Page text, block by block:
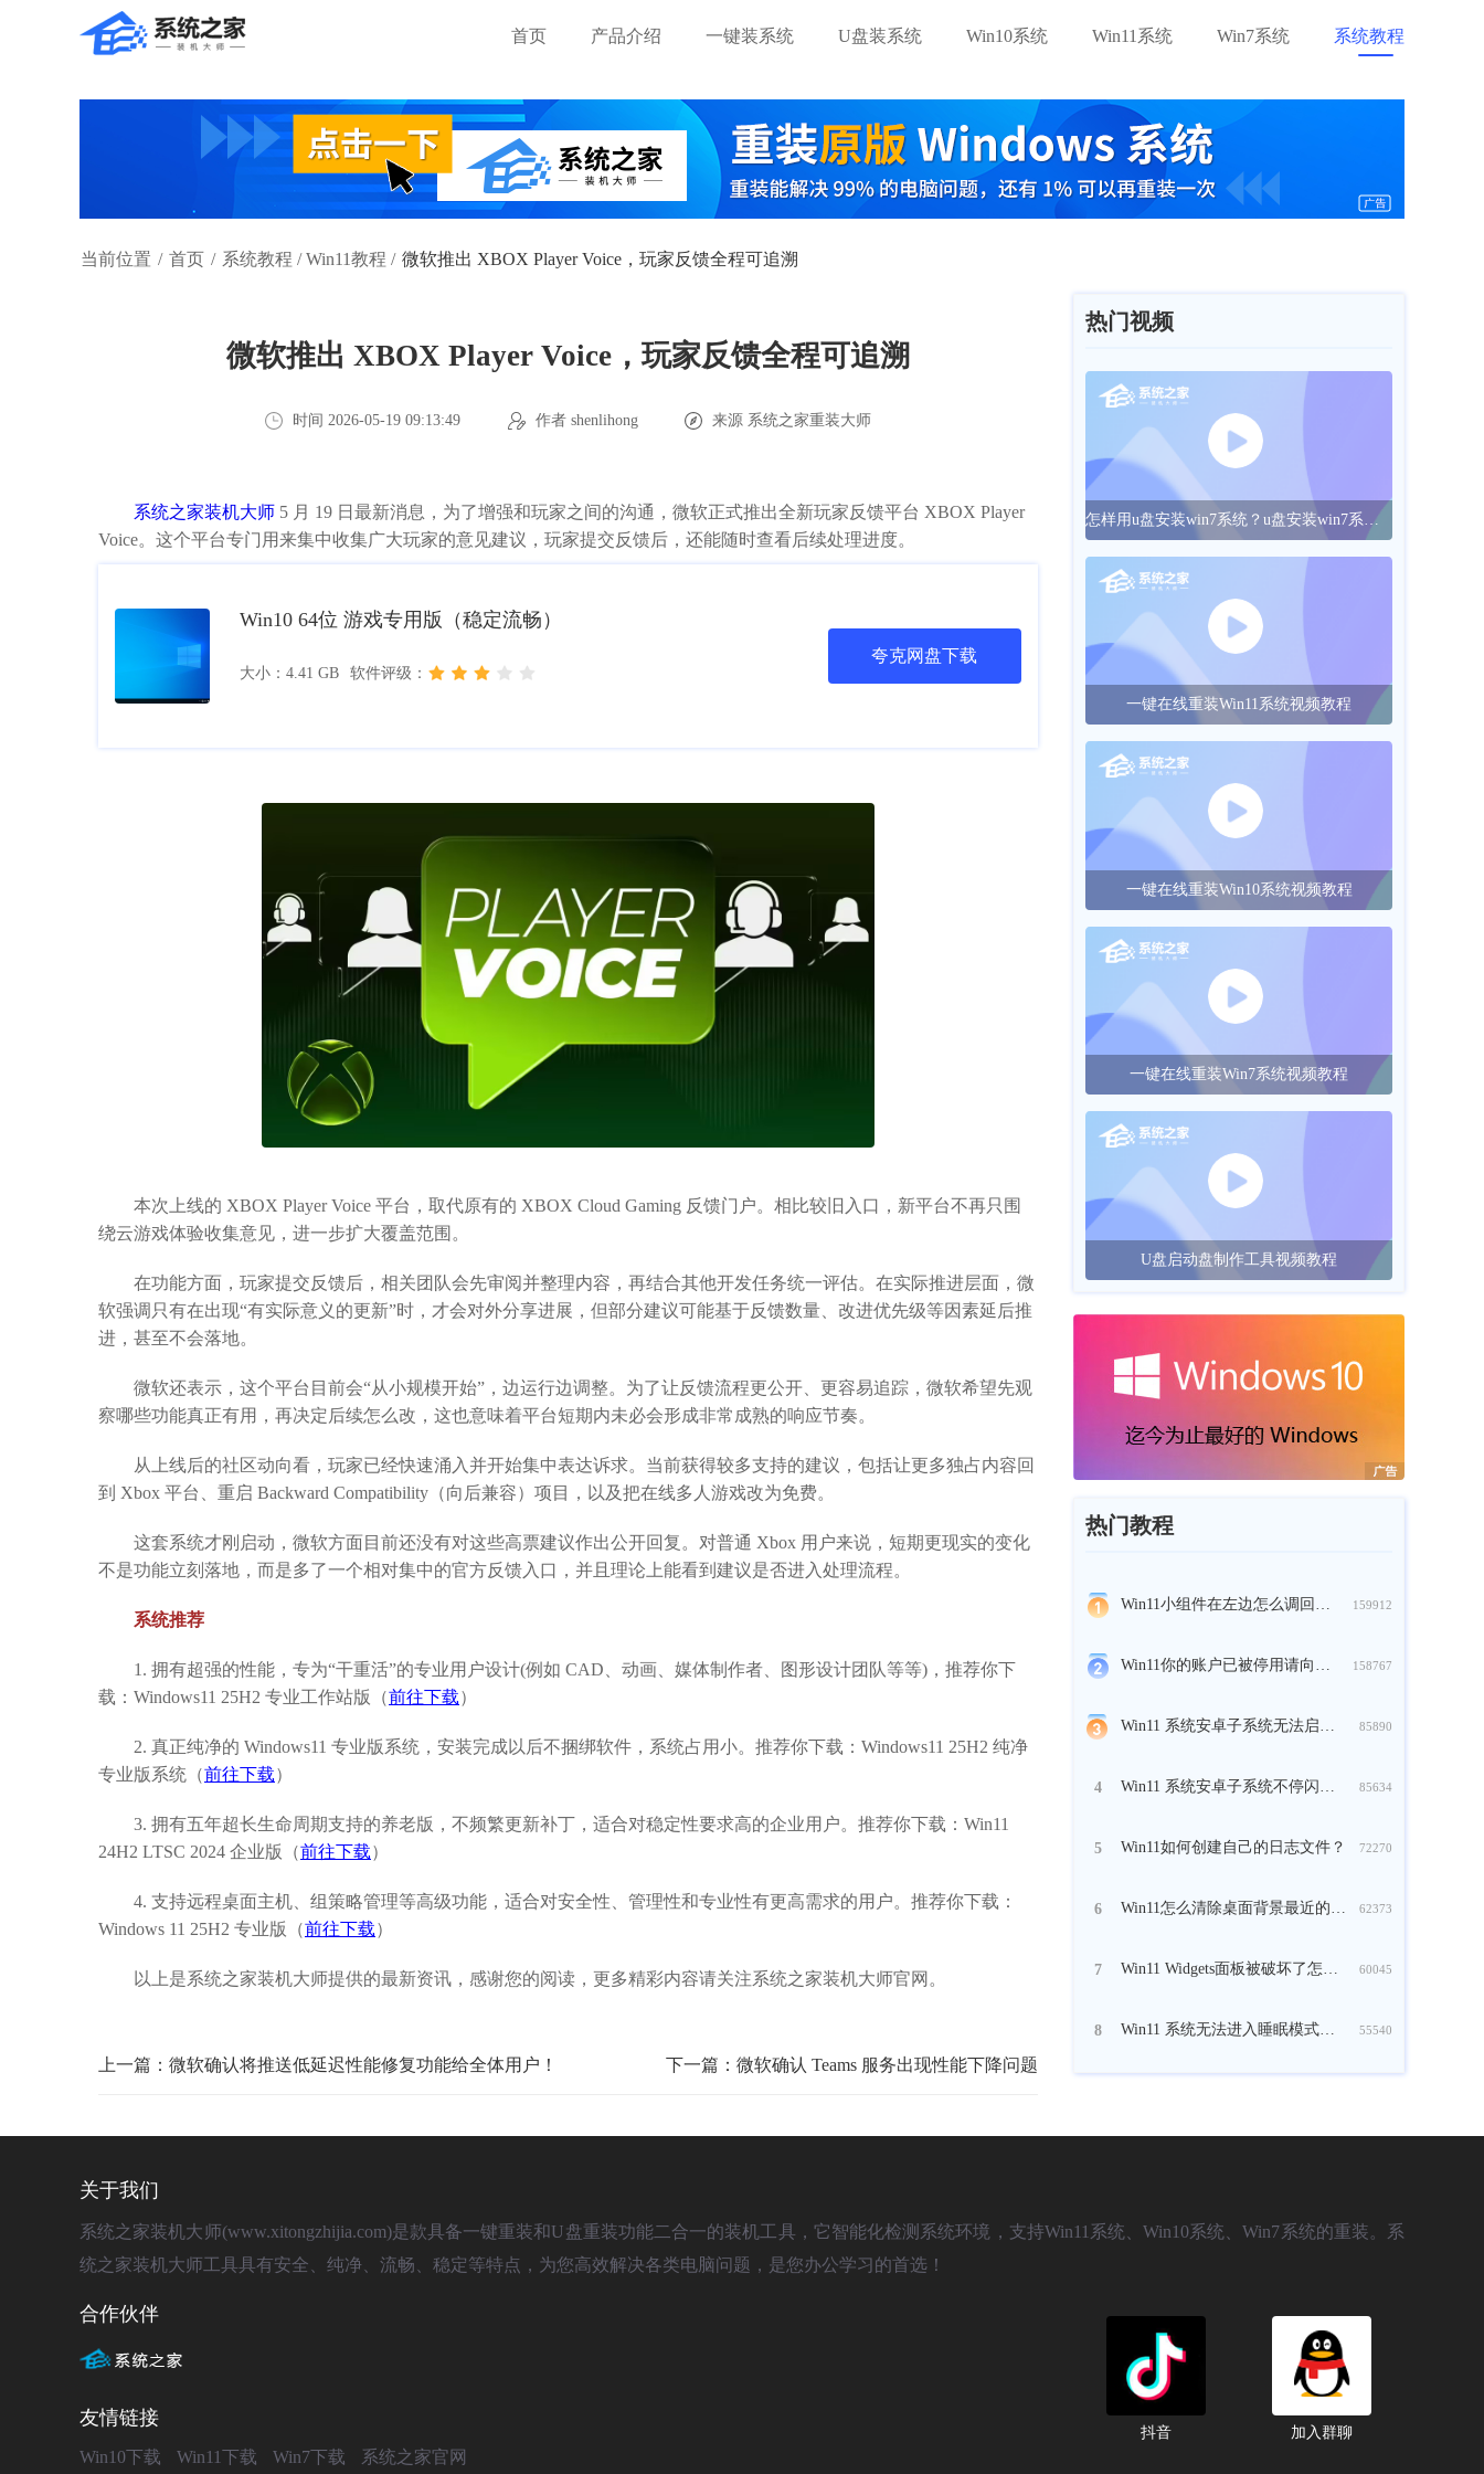
首页 产品介绍 一键装系统 U盘装系统 Win10系统 Win11系统 Win7系统 系统教程
当前位置 / 首页 / 系统教程 /Win11教程 / 微软推出 XBOX Player Voice，玩家反馈全程可追溯
微软推出 XBOX Player Voice，玩家反馈全程可追溯
时间 2026-05-19 09:13:49 作者 shenlihong 来源 系统之家重装大师
系统之家装机大师 5 月 19 日最新消息，为了增强和玩家之间的沟通，微软正式推出全新玩家反馈平台 XBOX Player
Voice。这个平台专门用来集中收集广大玩家的意见建议，玩家提交反馈后，还能随时查看后续处理进度。
Win10 64位 游戏专用版（稳定流畅）
大小：4.41 GB 软件评级：
夸克网盘下载
本次上线的 XBOX Player Voice 平台，取代原有的 XBOX Cloud Gaming 反馈门户。相比较旧入口，新平台不再只围
绕云游戏体验收集意见，进一步扩大覆盖范围。
在功能方面，玩家提交反馈后，相关团队会先审阅并整理内容，再结合其他开发任务统一评估。在实际推进层面，微
软强调只有在出现“有实际意义的更新”时，才会对外分享进展，但部分建议可能基于反馈数量、改进优先级等因素延后推
进，甚至不会落地。
微软还表示，这个平台目前会“从小规模开始”，边运行边调整。为了让反馈流程更公开、更容易追踪，微软希望先观
察哪些功能真正有用，再决定后续怎么改，这也意味着平台短期内未必会形成非常成熟的响应节奏。
从上线后的社区动向看，玩家已经快速涌入并开始集中表达诉求。当前获得较多支持的建议，包括让更多独占内容回
到 Xbox 平台、重启 Backward Compatibility（向后兼容）项目，以及把在线多人游戏改为免费。
这套系统才刚启动，微软方面目前还没有对这些高票建议作出公开回复。对普通 Xbox 用户来说，短期更现实的变化
不是功能立刻落地，而是多了一个相对集中的官方反馈入口，并且理论上能看到建议是否进入处理流程。
系统推荐
1. 拥有超强的性能，专为“干重活”的专业用户设计(例如 CAD、动画、媒体制作者、图形设计团队等等)，推荐你下
载：Windows11 25H2 专业工作站版（前往下载）
2. 真正纯净的 Windows11 专业版系统，安装完成以后不捆绑软件，系统占用小。推荐你下载：Windows11 25H2 纯净
专业版系统（前往下载）
3. 拥有五年超长生命周期支持的养老版，不频繁更新补丁，适合对稳定性要求高的企业用户。推荐你下载：Win11
24H2 LTSC 2024 企业版（前往下载）
4. 支持远程桌面主机、组策略管理等高级功能，适合对安全性、管理性和专业性有更高需求的用户。推荐你下载：
Windows 11 25H2 专业版（前往下载）
以上是系统之家装机大师提供的最新资讯，感谢您的阅读，更多精彩内容请关注系统之家装机大师官网。
上一篇：微软确认将推送低延迟性能修复功能给全体用户！ 下一篇：微软确认 Teams 服务出现性能下降问题
热门视频
怎样用u盘安装win7系统？u盘安装win7系统的操作方法
一键在线重装Win11系统视频教程
一键在线重装Win10系统视频教程
一键在线重装Win7系统视频教程
U盘启动盘制作工具视频教程
热门教程
Win11小组件在左边怎么调回来？ 159912
Win11你的账户已被停用请向管理员咨询怎么办？ 158767
Win11 系统安卓子系统无法启动怎么办？ 85890
4 Win11 系统安卓子系统不停闪退怎么办？ 85634
5 Win11如何创建自己的日志文件？ 72270
6 Win11怎么清除桌面背景最近的图像历史记录？ 62373
7 Win11 Widgets面板被破坏了怎么办？ 60045
8 Win11 系统无法进入睡眠模式怎么修复？ 55540
关于我们
系统之家装机大师(www.xitongzhijia.com)是款具备一键重装和U盘重装功能二合一的装机工具，它智能化检测系统环境，支持Win11系统、Win10系统、Win7系统的重装。系
统之家装机大师工具具有安全、纯净、流畅、稳定等特点，为您高效解决各类电脑问题，是您办公学习的首选！
合作伙伴
友情链接
Win10下载 Win11下载 Win7下载 系统之家官网
抖音 加入群聊